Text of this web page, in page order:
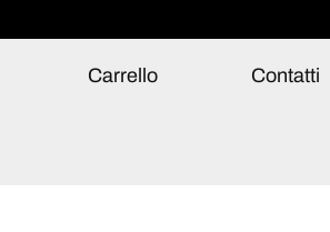
Carrello Contatti